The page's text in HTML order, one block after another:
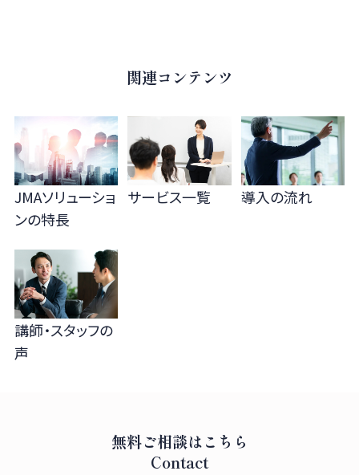
関連コンテンツ
JMAソリューショ
ンの特長
サービス一覧 導入の流れ
講師・スタッフの
声
無料ご相談はこちら
Contact